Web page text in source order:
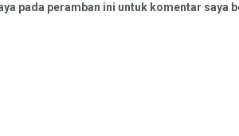
pada peramban ini untuk komentar saya